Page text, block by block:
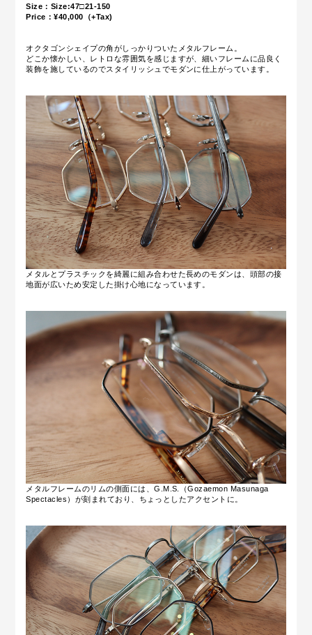
Size：Size:47□21-150
Price：¥40,000（+Tax)
オクタゴンシェイプの角がしっかりついたメタルフレーム。
どこか懐かしい、レトロな雰囲気を感じますが、細いフレームに品良く
装飾を施しているのでスタイリッシュでモダンに仕上がっています。
メタルとプラスチックを綺麗に組み合わせた長めのモダンは、頭部の接
地面が広いため安定した掛け心地になっています。
メタルフレームのリムの側面には、G.M.S.（Gozaemon Masunaga
Spectacles）が刻まれており、ちょっとしたアクセントに。